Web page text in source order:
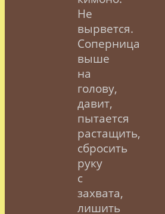
Не
вырвется.
Соперница
выше
на
голову,
давит,
пытается
растащить,
сбросить
руку
с
захвата,
лишить